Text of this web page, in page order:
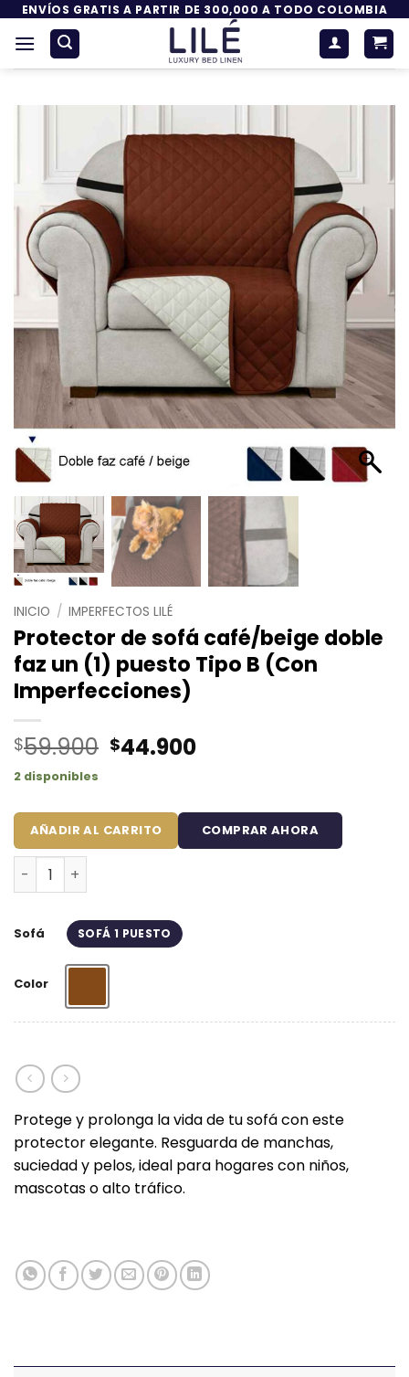
Saltar
contenido
ENVÍOS GRATIS A PARTIR DE 300,000 A TODO COLOMBIA
INICIO / IMPERFECTOS LILÉ
Protector de sofá café/beige doble
faz un (1) puesto Tipo B (Con
Imperfecciones)
$59.900 El
era:
$59.900.
$44.900El
es:
$44.900.
Sofá SOFÁ 1 PUESTO
Color
2 disponibles
Protector de sofá café/beige doble faz un (1) puesto
AÑADIR AL CARRITO COMPRAR AHORA
Protege y prolonga la vida de tu sofá con este
protector elegante. Resguarda de manchas,
suciedad y pelos, ideal para hogares con niños,
mascotas o alto tráfico.